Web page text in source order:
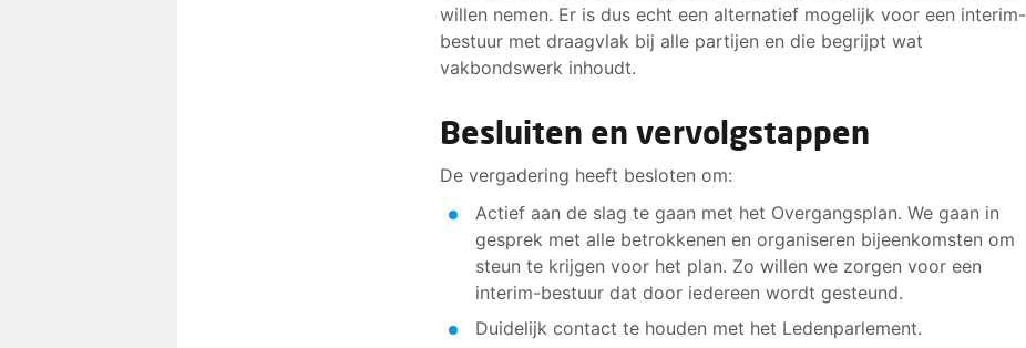
willen nemen. Er is dus echt een alternatief mogelijk voor een interim-
bestuur met draagvlak bij alle partijen en die begrijpt wat
vakbondswerk inhoudt.
Besluiten en vervolgstappen
De vergadering heeft besloten om:
Actief aan de slag te gaan met het Overgangsplan. We gaan in
gesprek met alle betrokkenen en organiseren bijeenkomsten om
steun te krijgen voor het plan. Zo willen we zorgen voor een
interim-bestuur dat door iedereen wordt gesteund.
Duidelijk contact te houden met het Ledenparlement.